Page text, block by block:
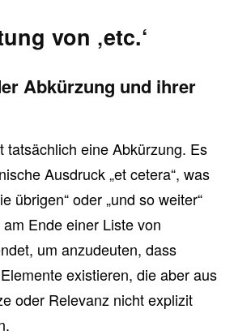
von ‚etc.‘
Abkürzung und ihrer
tatsächlich eine Abkürzung. Es
Ausdruck „et cetera“, was
übrigen“ oder „und so weiter“
Ende einer Liste von
um anzudeuten, dass
existieren, die aber aus
oder Relevanz nicht explizit